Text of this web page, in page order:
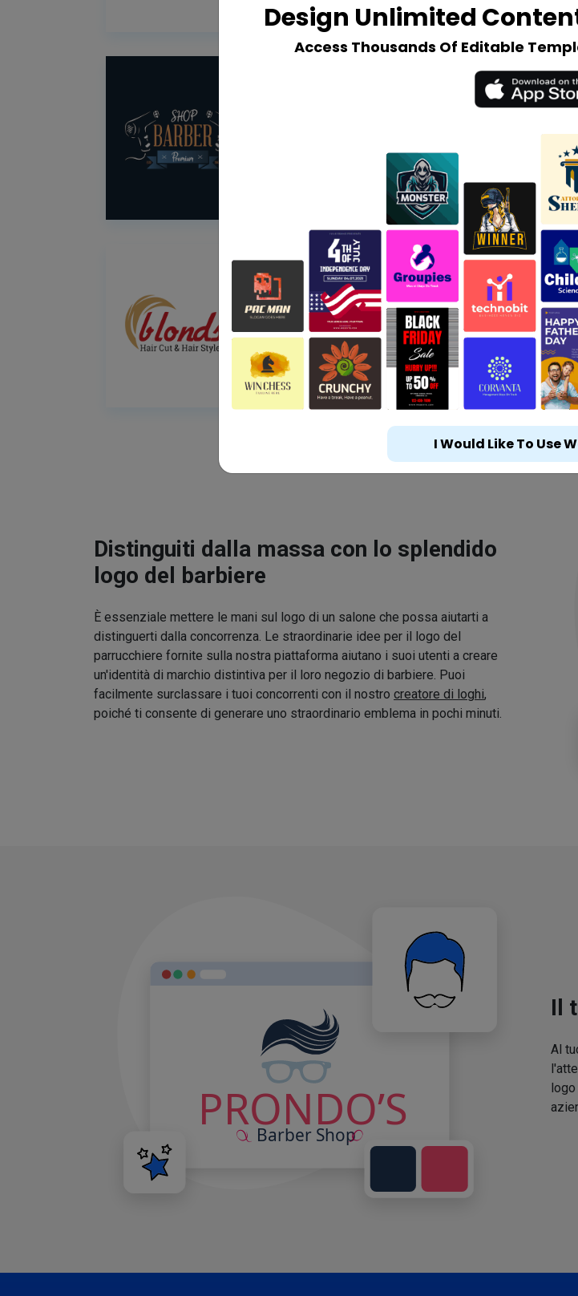
Distinguiti dalla massa con lo splendido
logo del barbiere
È essenziale mettere le mani sul logo di un salone che possa aiutarti a
distinguerti dalla concorrenza. Le straordinarie idee per il logo del
parrucchiere fornite sulla nostra piattaforma aiutano i suoi utenti a creare
un'identità di marchio distintiva per il loro negozio di barbiere. Puoi
facilmente surclassare i tuoi concorrenti con il nostro creatore di loghi,
poiché ti consente di generare uno straordinario emblema in pochi minuti.
Il
Al
Design Unlimited
Access Thousands Of Editable
I Would Like To Use